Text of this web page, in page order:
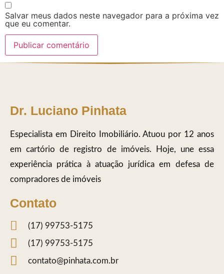
Salvar meus dados neste navegador para a próxima vez
que eu comentar.
Dr. Luciano Pinhata
Especialista em Direito Imobiliário. Atuou por 12 anos
em cartório de registro de imóveis. Hoje, une essa
experiência prática à atuação jurídica em defesa de
compradores de imóveis
Contato
(17) 99753-5175
(17) 99753-5175
contato@pinhata.com.br